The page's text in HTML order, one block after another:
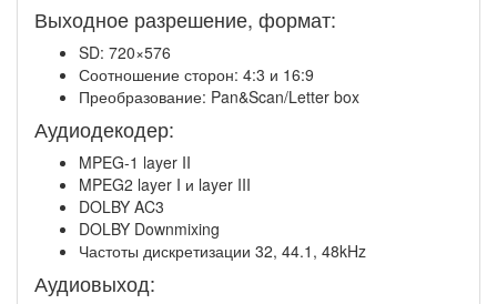
Выходное разрешение, формат:
SD: 720×576
Соотношение сторон: 4:3 и 16:9
Преобразование: Pan&Scan/Letter box
Аудиодекодер:
MPEG-1 layer II
MPEG2 layer I и layer III
DOLBY AC3
DOLBY Downmixing
Частоты дискретизации 32, 44.1, 48kHz
Аудиовыход: